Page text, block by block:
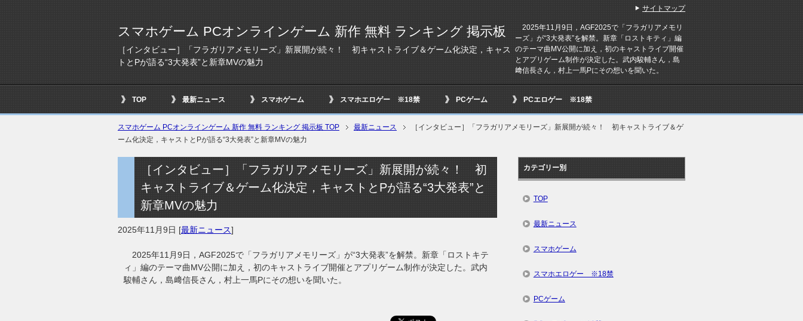
スマホゲーム PCオンラインゲーム 新作 無料 ランキング 掲示板
［インタビュー］「フラガリアメモリーズ」新展開が続々！ 初キャストライブ＆ゲーム化決定，キャス
トとPが語る“3大発表”と新章MVの魅力
2025年11月9日，AGF2025で「フラガリアメモリ
ーズ」が“3大発表”を解禁。新章「ロストキティ」編
のテーマ曲MV公開に加え，初のキャストライブ開催
とアプリゲーム制作が決定した。武内駿輔さん，島
﨑信長さん，村上一馬Pにその想いを聞いた。
TOP 最新ニュース スマホゲーム スマホエロゲー ※18禁 PCゲーム PCエロゲー ※18禁
スマホゲーム PCオンラインゲーム 新作 無料 ランキング 掲示板 TOP 最新ニュース
［インタビュー］「フラガリアメモリーズ」新展開が続々！ 初キャストライブ＆ゲ
ーム化決定，キャストとPが語る“3大発表”と新章MVの魅力
［インタビュー］「フラガリアメモリーズ」新展開が続々！ 初
キャストライブ＆ゲーム化決定，キャストとPが語る“3大発表”と
新章MVの魅力
2025年11月9日 [最新ニュース]
2025年11月9日，AGF2025で「フラガリアメモリーズ」が“3大発表”を解禁。新章「ロストキテ
ィ」編のテーマ曲MV公開に加え，初のキャストライブ開催とアプリゲーム制作が決定した。武内
駿輔さん，島﨑信長さん，村上一馬Pにその想いを聞いた。
カテゴリー別
TOP
最新ニュース
スマホゲーム
スマホエロゲー ※18禁
PCゲーム
サイトマップ